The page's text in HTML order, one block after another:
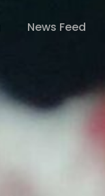
News Feed